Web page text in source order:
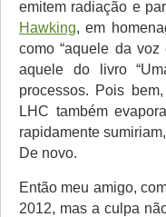
emitem radiação e
Hawking, em
como “aquele da
aquele do livro
processos. Pois
LHC também
rapidamente
De novo.
Então meu amigo,
2012, mas a culpa